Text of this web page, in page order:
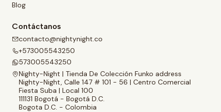
Blog
Contáctanos
contacto@nightynight.co
+573005543250
573005543250
Nighty-Night | Tienda De Colección Funko address
Nighty-Night, Calle 147 # 101 - 56 | Centro Comercial
Fiesta Suba | Local 100
111131 Bogotá - Bogotá D.C.
Bogota D.C. - Colombia